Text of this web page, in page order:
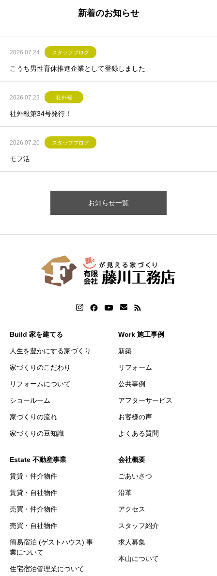
新着のお知らせ
2026.07.24 スタッフブログ
こうち男性育休推進企業として登録しました
2026.07.23 社外報
社外報第34号発行！
2026.07.20 スタッフブログ
モフ活
お知らせ一覧
Build 家を建てる
人生を豊かにする家づくり
家づくりのこだわり
リフォームについて
ショールーム
家づくりの流れ
家づくりの豆知識
Work 施工事例
新築
リフォーム
公共事例
アフターサービス
お客様の声
よくある質問
Estate 不動産事業
賃貸・仲介物件
賃貸・自社物件
売買・仲介物件
売買・自社物件
簡易宿泊 (ゲストハウス) 事
業について
住宅宿泊管理業について
会社概要
ごあいさつ
沿革
アクセス
スタッフ紹介
求人募集
本山について